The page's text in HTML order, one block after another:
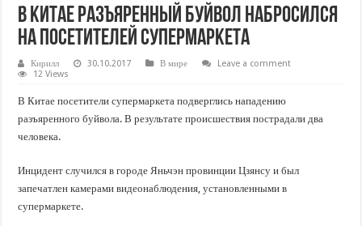
В Китае разъяренный буйвол набросился
на посетителей супермаркета
Кирилл 30.10.2017 В мире
Leave a comment
12 Views
В Китае посетители супермаркета подверглись нападению
разъяренного буйвола. В результате происшествия пострадали два
человека.
Инцидент случился в городе Яньчэн провинции Цзянсу и был
запечатлен камерами видеонаблюдения, установленными в
супермаркете.